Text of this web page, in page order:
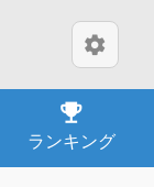
settings
emoji_events
ランキング